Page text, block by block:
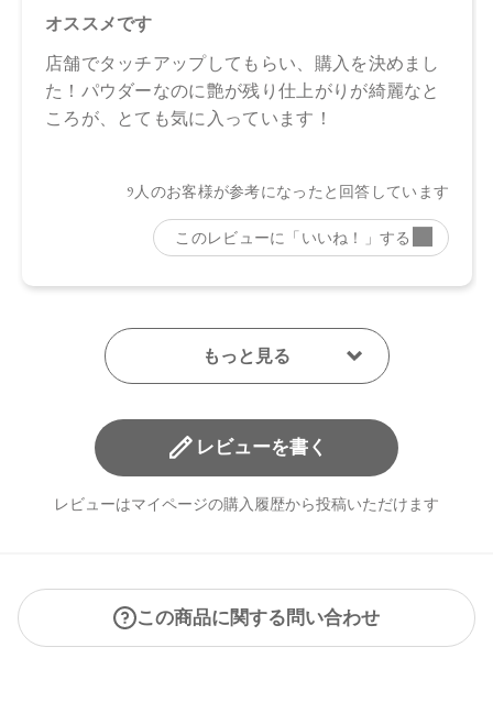
レビューを書く
レビューはマイページの購入履歴から投稿いただけます
この商品に関する問い合わせ